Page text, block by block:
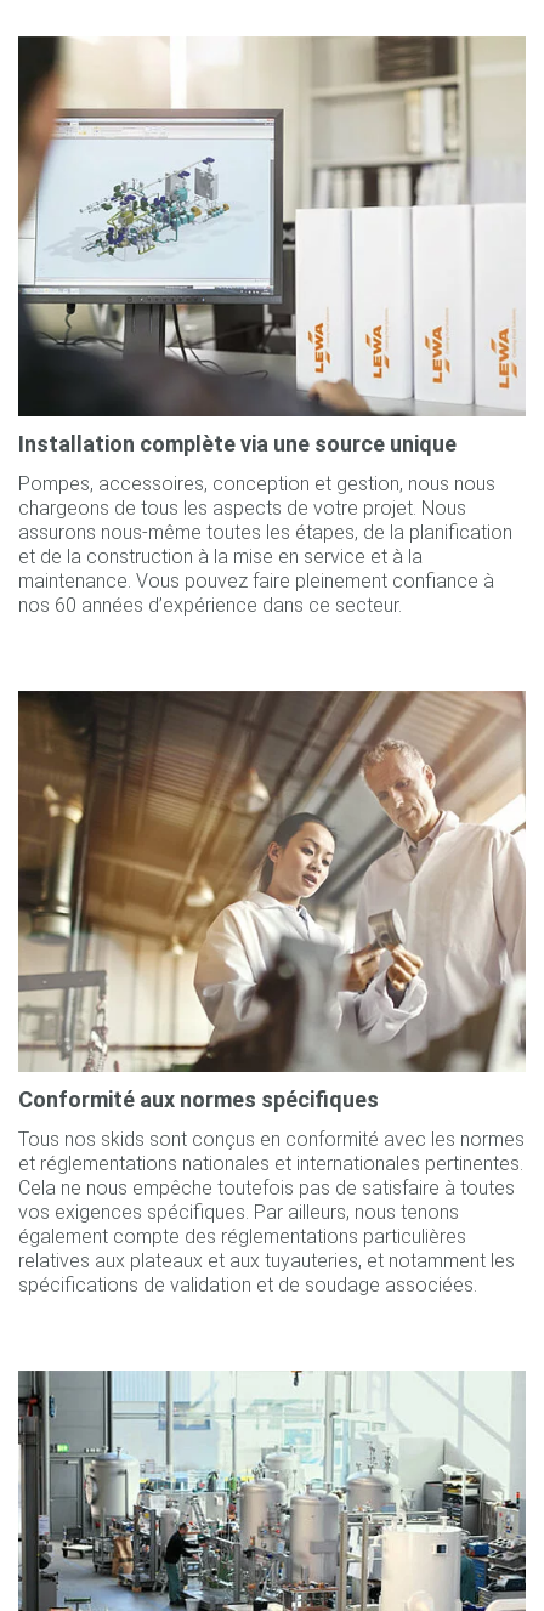
Installation complète via une source unique
Pompes, accessoires, conception et gestion, nous nous
chargeons de tous les aspects de votre projet. Nous
assurons nous-même toutes les étapes, de la planification
et de la construction à la mise en service et à la
maintenance. Vous pouvez faire pleinement confiance à
nos 60 années d’expérience dans ce secteur.
Conformité aux normes spécifiques
Tous nos skids sont conçus en conformité avec les normes
et réglementations nationales et internationales pertinentes.
Cela ne nous empêche toutefois pas de satisfaire à toutes
vos exigences spécifiques. Par ailleurs, nous tenons
également compte des réglementations particulières
relatives aux plateaux et aux tuyauteries, et notamment les
spécifications de validation et de soudage associées.